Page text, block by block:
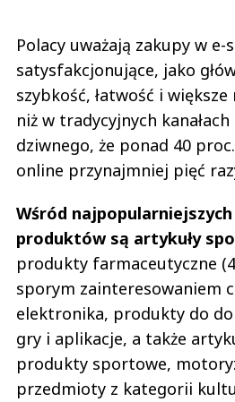
Polacy uważają zakupy w e-
satysfakcjonujące, jako
szybkość, łatwość i
niż w tradycyjnych
dziwnego, że ponad 40
online przynajmniej pięć
Wśród
produktów są artykuły
produkty farmaceutyczne
sporym zainteresowaniem
elektronika, produkty do
gry i aplikacje, a także
produkty sportowe,
przedmioty z kategorii